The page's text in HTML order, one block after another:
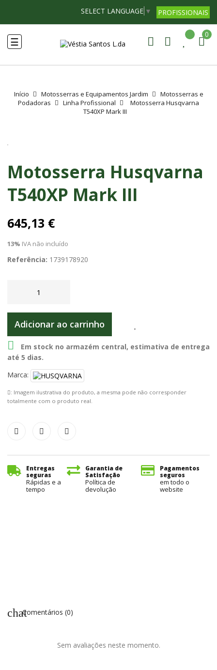
PROFISSIONAIS
SELECT LANGUAGE ▼
Toggle
navigation
☰
0
Início Motosserras e Equipamentos Jardim
Motosserras e
Podadoras
Linha Profissional
Motosserra Husqvarna
T540XP Mark III
Motosserra Husqvarna
T540XP Mark III
645,13 €
13% IVA não incluído
Referência: 1739178920
Adicionar ao carrinho

Em stock no armazém central, estimativa de entrega
até 5 dias.
Marca:
: Imagem ilustrativa do produto, a mesma pode não corresponder
totalmente com o produto real.
Entregas
seguras
Rápidas e a
tempo
Garantia de
Satisfação
Política de
devolução
Pagamentos
seguros
em todo o
website
chatComentários (0)
Sem avaliações neste momento.